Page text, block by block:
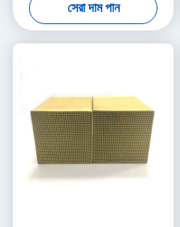
সেরা দাম পান